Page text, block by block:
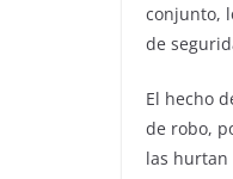
conjunto,
de
El hecho
de robo,
las hurtan